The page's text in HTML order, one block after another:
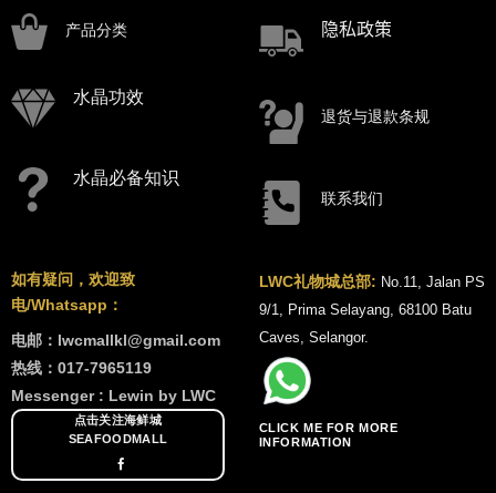
产品分类
水晶功效
水晶必备知识
隐私政策
退货与退款条规
联系我们
如有疑问，欢迎致
电/Whatsapp：
电邮：lwcmallkl@gmail.com
热线：017-7965119
Messenger : Lewin by LWC
点击关注海鲜城
SEAFOODMALL
LWC礼物城总部: No.11, Jalan PS
9/1, Prima Selayang, 68100 Batu
Caves, Selangor.
CLICK ME FOR MORE
INFORMATION